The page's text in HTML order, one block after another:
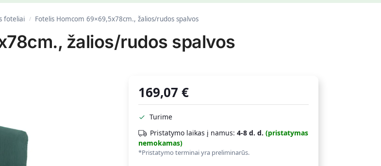
foteliai / Fotelis Homcom 69×69,5x78cm., žalios/rudos spalvos
žalios/rudos spalvos
169,07€
Turime
Pristatymo laikas į namus:4-8 d. d. (pristatymas
nemokamas)
*Pristatymo terminai yra preliminarūs.